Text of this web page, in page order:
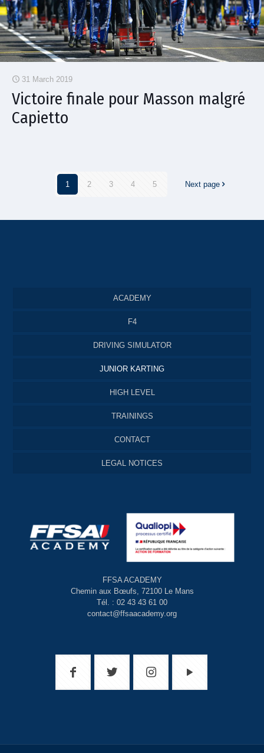
31 March 2019
Victoire finale pour Masson malgré
Capietto
1 2 3 4 5 Next page
ACADEMY
F4
DRIVING SIMULATOR
JUNIOR KARTING
HIGH LEVEL
TRAININGS
CONTACT
LEGAL NOTICES
FFSA ACADEMY
Chemin aux Bœufs, 72100 Le Mans
Tél. : 02 43 43 61 00
contact@ffsaacademy.org